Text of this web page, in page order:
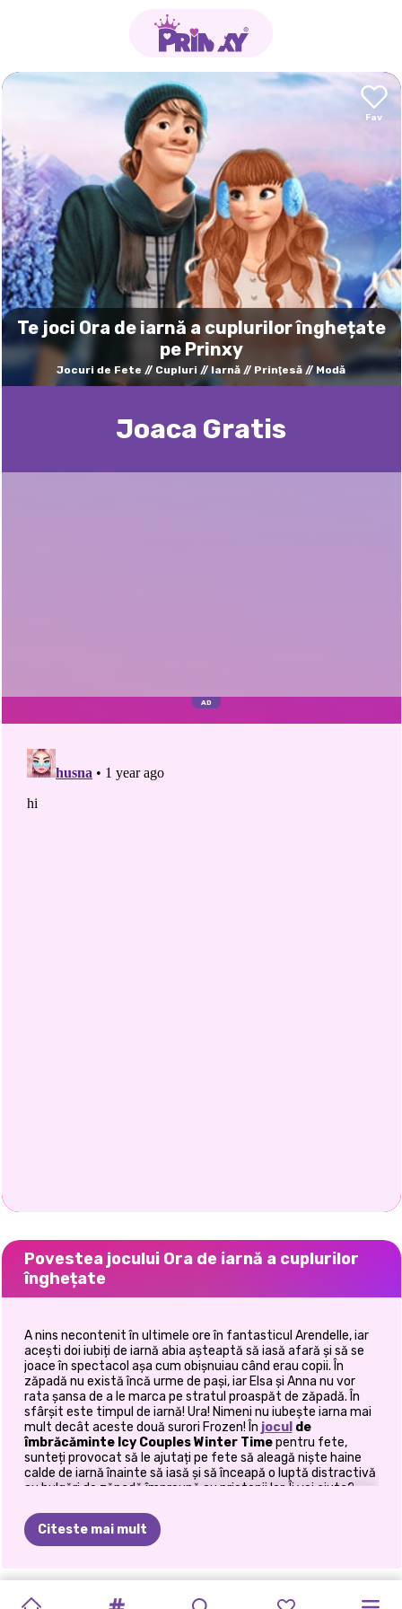
Te joci Ora de iarnă a cuplurilor înghețate
pe Prinxy
Jocuri de Fete Cupluri Iarnă Prinţesă Modă
Joaca Gratis
Povestea jocului Ora de iarnă a cuplurilor
înghețate
A nins necontenit în ultimele ore în fantasticul Arendelle, iar
acești doi iubiți de iarnă abia așteaptă să iasă afară și să se
joace în spectacol așa cum obișnuiau când erau copii. În
zăpadă nu există încă urme de pași, iar Elsa și Anna nu vor
rata șansa de a le marca pe stratul proaspăt de zăpadă. În
sfârșit este timpul de iarnă! Ura! Nimeni nu iubește iarna mai
mult decât aceste două surori Frozen! În jocul de
îmbrăcăminte Icy Couples Winter Timepentru fete,
sunteți provocat să le ajutați pe fete să aleagă niște haine
calde de iarnă înainte să iasă și să înceapă o luptă distractivă
cu bulgări de zăpadă împreună cu prietenii lor. Îi vei ajuta?
Secretul atunci când plănuiți să petreceți o zi de iarnă în aer
liber este să purtați hainele potrivite. Trebuie să vă mențineți
cald în timp ce mergeți sau vă jucați pe zăpadă, dar în același
o faceți. Ești gata să descoperi care este trucul modei?
Citeste mai mult
GOLDIE
ELLIE PRINCESS
COSTUME